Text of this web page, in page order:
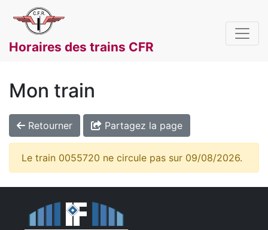
Horaires des trains CFR
Mon train
Retourner Partagez la page
Le train 0055720 ne circule pas sur 09/08/2026.